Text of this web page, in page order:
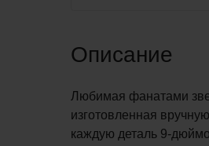
Описание
Любимая фанатами
изготовленная
каждую деталь 9-